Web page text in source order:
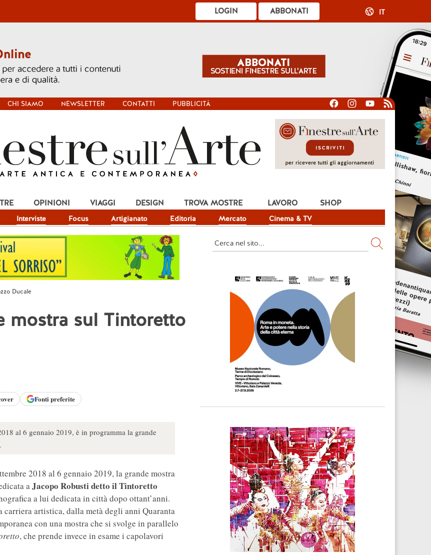
ABBONATI
LOGIN IT
CHI SIAMO NEWSLETTER CONTATTI PUBBLICITÀ
Interviste Focus Artigianato Editoria Mercato Cinema & TV
OPINIONI VIAGGI DESIGN TROVA MOSTRE LAVORO SHOP
Ducale
mostra sul Tintoretto
Fonti preferite
al 6 gennaio 2019, è in programma la grande
2018 al 6 gennaio 2019, la grande mostra
aJacopo Robusti detto il Tintoretto
a lui dedicata in città dopo ottant’anni.
artistica, dalla metà degli anni Quaranta
con una mostra che si svolge in parallelo
, che prende invece in esame i capolavori